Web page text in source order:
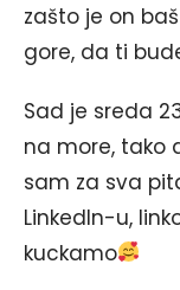
zašto je on
gore, da ti
Sad je sreda
na more, tako
sam za sva
Linkedln-u,
kuckamo